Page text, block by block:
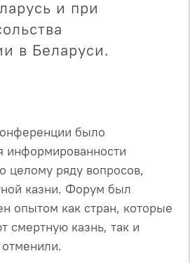
и при
в Беларуси.
было
информированности
целому ряду вопросов,
казни. Форум был
опытом как стран, которые
смертную казнь, так и